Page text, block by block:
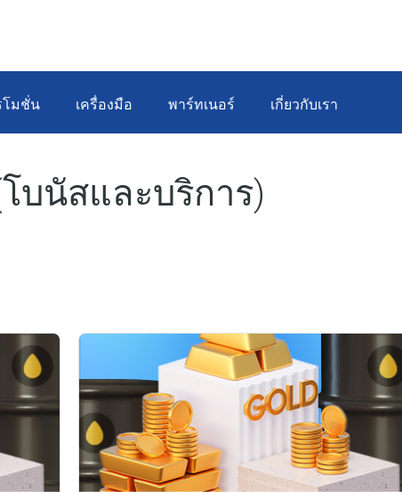
โมชั่น เครื่องมือ พาร์ทเนอร์ เกี่ยวกับเรา
บนัสและบริการ)